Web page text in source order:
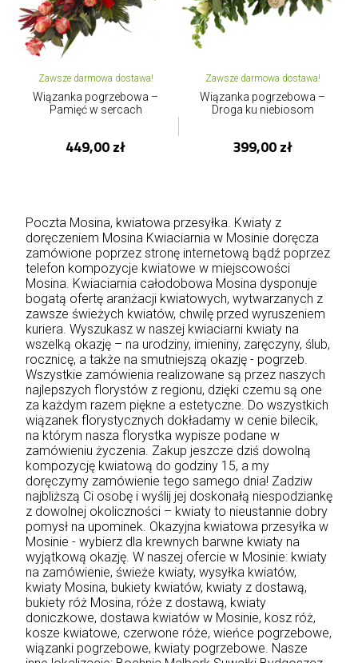
Zawsze darmowa dostawa!
Wiązanka pogrzebowa –
Pamięć w sercach
449,00 zł
Zawsze darmowa dostawa!
Wiązanka pogrzebowa –
Droga ku niebiosom
399,00 zł
Poczta Mosina, kwiatowa przesyłka. Kwiaty z
doręczeniem Mosina Kwiaciarnia w Mosinie doręcza
zamówione poprzez stronę internetową bądź poprzez
telefon kompozycje kwiatowe w miejscowości
Mosina. Kwiaciarnia całodobowa Mosina dysponuje
bogatą ofertę aranżacji kwiatowych, wytwarzanych z
zawsze świeżych kwiatów, chwilę przed wyruszeniem
kuriera. Wyszukasz w naszej kwiaciarni kwiaty na
wszelką okazję – na urodziny, imieniny, zaręczyny, ślub,
rocznicę, a także na smutniejszą okazję - pogrzeb.
Wszystkie zamówienia realizowane są przez naszych
najlepszych florystów z regionu, dzięki czemu są one
za każdym razem piękne a estetyczne. Do wszystkich
wiązanek florystycznych dokładamy w cenie bilecik,
na którym nasza florystka wypisze podane w
zamówieniu życzenia. Zakup jeszcze dziś dowolną
kompozycję kwiatową do godziny 15, a my
doręczymy zamówienie tego samego dnia! Zadziw
najbliższą Ci osobę i wyślij jej doskonałą niespodziankę
z dowolnej okoliczności – kwiaty to nieustannie dobry
pomysł na upominek. Okazyjna kwiatowa przesyłka w
Mosinie - wybierz dla krewnych barwne kwiaty na
wyjątkową okazję. W naszej ofercie w Mosinie: kwiaty
na zamówienie, świeże kwiaty, wysyłka kwiatów,
kwiaty Mosina, bukiety kwiatów, kwiaty z dostawą,
bukiety róż Mosina, róże z dostawą, kwiaty
doniczkowe, dostawa kwiatów w Mosinie, kosz róż,
kosze kwiatowe, czerwone róże, wieńce pogrzebowe,
wiązanki pogrzebowe, kwiaty pogrzebowe. Nasze